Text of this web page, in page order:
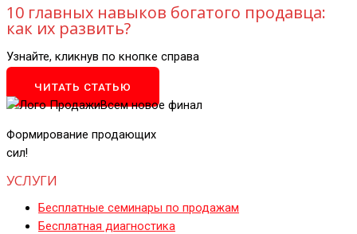
10 главных навыков богатого продавца:
как их развить?
Узнайте, кликнув по кнопке справа
ЧИТАТЬ СТАТЬЮ
Формирование продающих
сил!
УСЛУГИ
Бесплатные семинары по продажам
Бесплатная диагностика